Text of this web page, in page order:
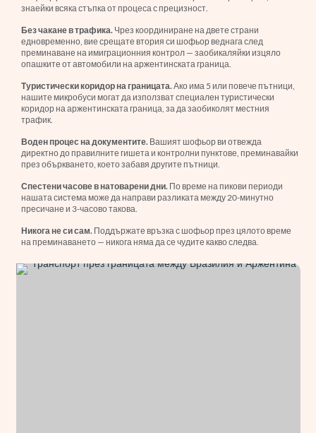
знаейки всяка стъпка от процеса с прецизност.
Без чакане в трафика. Чрез координиране на двете страни
едновременно, вие срещате втория си шофьор веднага след
преминаване на имиграционния контрол — заобикаляйки изцяло
опашките от автомобили на аржентинската граница.
Туристически коридор на границата. Ако има 5 или повече пътници,
нашите микробуси могат да използват специален туристически
коридор на аржентинската граница, за да заобиколят местния
трафик.
Воден процес на документите. Вашият шофьор ви отвежда
директно до правилните гишета и контролни пунктове, преминавайки
през объркването, което забавя другите пътници.
Спестени часове в натоварени дни. По време на пикови периоди
нашата система може да направи разликата между 20-минутно
пресичане и 3-часово такова.
Никога не си сам. Поддържате връзка с шофьор през цялото време
на преминаването — никога няма да се чудите какво следва.